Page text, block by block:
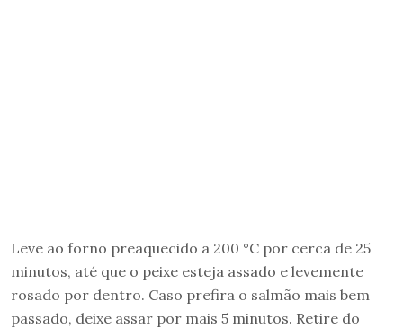
Leve ao forno preaquecido a 200 °C por cerca de 25
minutos, até que o peixe esteja assado e levemente
rosado por dentro. Caso prefira o salmão mais bem
passado, deixe assar por mais 5 minutos. Retire do